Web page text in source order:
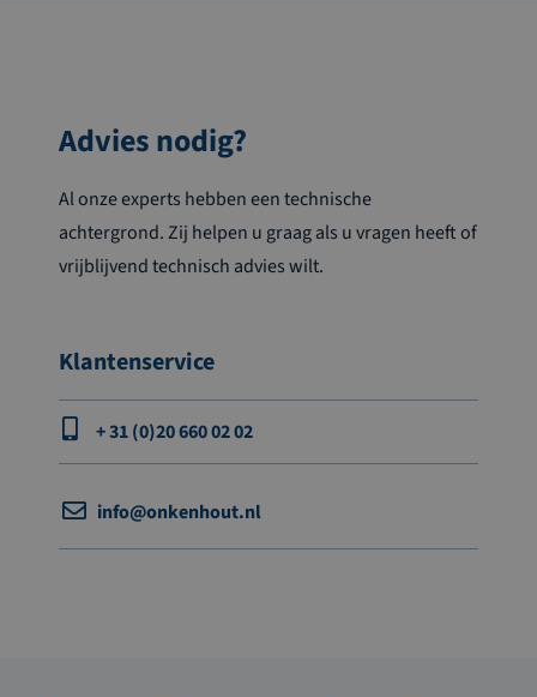
Advies nodig?
Al onze experts hebben een technische
achtergrond. Zij helpen u graag als u vragen heeft of
vrijblijvend technisch advies wilt.
Klantenservice
+ 31 (0)20 660 02 02
info@onkenhout.nl